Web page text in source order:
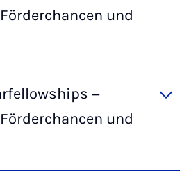
und
−
und